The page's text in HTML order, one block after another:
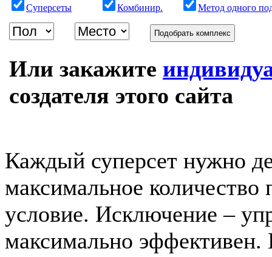
Суперсеты
Комбинир.
Метод одного
Подобрать комплекс
Или закажите
создателя этого сайта
Каждый суперсет нужно
максимальное количество
условие. Исключение –
максимально